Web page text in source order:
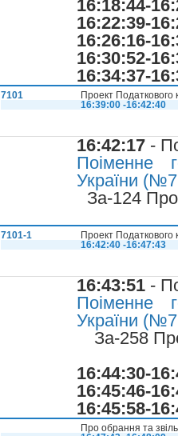
16:18:44-
16:22:39-
16:26:16-
16:30:52-
16:34:37-
7101
Проект Податкового
16:39:00 -16:42:40
16:42:17 -
Поіменне
України
За-124
7101-1
Проект Податкового
16:42:40 -16:47:43
16:43:51 -
Поіменне
України
За-258
16:44:30-
16:45:46-
16:45:58-
Про обрання та